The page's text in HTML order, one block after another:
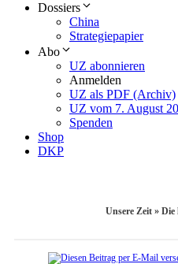
Dossiers
China
Strategiepapier
Abo
UZ abonnieren
Anmelden
UZ als PDF (Archiv)
UZ vom 7. August
Spenden
Shop
DKP
Unsere Zeit » Die